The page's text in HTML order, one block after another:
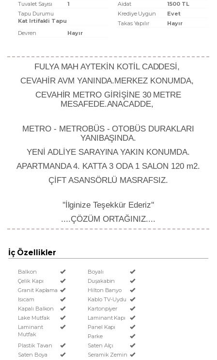
Tuvalet Sayısı
1 Aidat
1500 TL
Tapu Durumu
Kat Irtifakli Tapu
Krediye Uygun
Evet
Takas Yapılır
Hayır
Devren
Hayır
FULYA MAH AYTEKİN KOTİL CADDESİ,
CEVAHİR AVM YANINDA.MERKEZ KONUMDA,
CEVAHİR METRO GİRİŞİNE 30 METRE
MESAFEDE.ANACADDE,
METRO - METROBÜS - OTOBÜS DURAKLARI
YANIBAŞINDA.​
YENİ ADLİYE SARAYINA YAKIN KONUMDA.
APARTMANDA 4. KATTA 3 ODA 1 SALON 120 m2.
ÇİFT ASANSÖRLÜ MASRAFSIZ.
''İlginize Teşekkür Ederiz''
....ÇÖZÜM ORTAĞINIZ....
İç Özellikler
Balkon
Boyalı
Çelik Kapı
Duşakabin
Granit Kaplama
Hilton Banyo
Isıcam
Kablo TV-Uydu
Kapalı Balkon
Kartonpiyer
Lake Mutfak
Laminant Kapı
Laminant
Mutfak
Panel Kapı
Parke
Plastik Tavan
Saten Alçı
Saten Boya
Seramik Zemin